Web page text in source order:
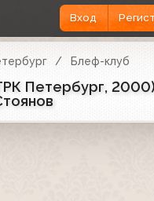
Вход
Блеф-клуб
Петербург,